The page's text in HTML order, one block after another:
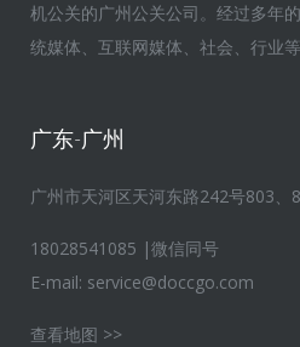
机公关的广州公关公司。经过多年
统媒体、互联网媒体、社会、行业等
广东-广州
广州市天河区天河东路242号803、
18028541085 |微信同号
E-mail: service@doccgo.com
查看地图 >>